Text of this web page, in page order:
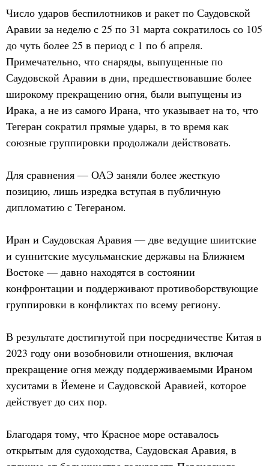
Число ударов беспилотников и ракет по Саудовской
Аравии за неделю с 25 по 31 марта сократилось со 105
до чуть более 25 в период с 1 по 6 апреля.
Примечательно, что снаряды, выпущенные по
Саудовской Аравии в дни, предшествовавшие более
широкому прекращению огня, были выпущены из
Ирака, а не из самого Ирана, что указывает на то, что
Тегеран сократил прямые удары, в то время как
союзные группировки продолжали действовать.
Для сравнения — ОАЭ заняли более жесткую
позицию, лишь изредка вступая в публичную
дипломатию с Тегераном.
Иран и Саудовская Аравия — две ведущие шиитские
и суннитские мусульманские державы на Ближнем
Востоке — давно находятся в состоянии
конфронтации и поддерживают противоборствующие
группировки в конфликтах по всему региону.
В результате достигнутой при посредничестве Китая в
2023 году они возобновили отношения, включая
прекращение огня между поддерживаемыми Ираном
хуситами в Йемене и Саудовской Аравией, которое
действует до сих пор.
Благодаря тому, что Красное море оставалось
открытым для судоходства, Саудовская Аравия, в